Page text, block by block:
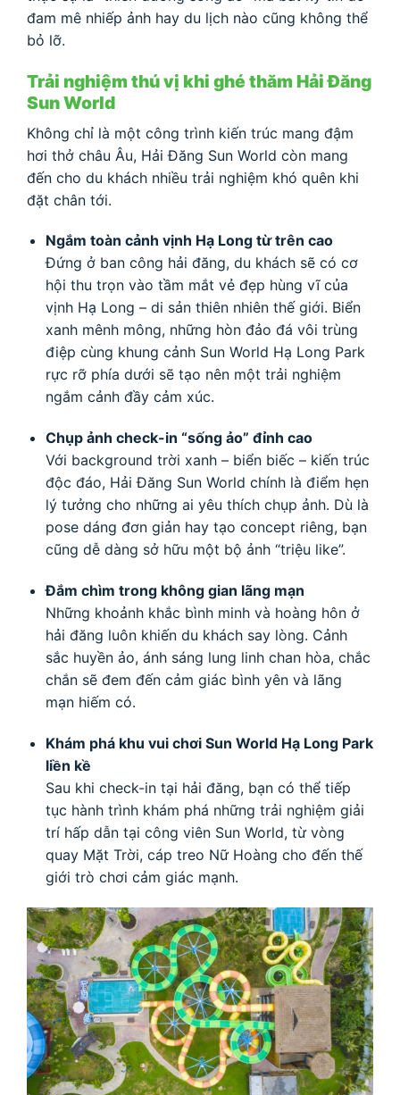
đam mê nhiếp ảnh hay du lịch nào cũng không thể
bỏ lỡ.
Trải nghiệm thú vị khi ghé thăm Hải Đăng
Sun World
Không chỉ là một công trình kiến trúc mang đậm
hơi thở châu Âu, Hải Đăng Sun World còn mang
đến cho du khách nhiều trải nghiệm khó quên khi
đặt chân tới.
Ngắm toàn cảnh vịnh Hạ Long từ trên cao
Đứng ở ban công hải đăng, du khách sẽ có cơ
hội thu trọn vào tầm mắt vẻ đẹp hùng vĩ của
vịnh Hạ Long – di sản thiên nhiên thế giới. Biển
xanh mênh mông, những hòn đảo đá vôi trùng
điệp cùng khung cảnh Sun World Hạ Long Park
rực rỡ phía dưới sẽ tạo nên một trải nghiệm
ngắm cảnh đầy cảm xúc.
Chụp ảnh check-in “sống ảo” đỉnh cao
Với background trời xanh – biển biếc – kiến trúc
độc đáo, Hải Đăng Sun World chính là điểm hẹn
lý tưởng cho những ai yêu thích chụp ảnh. Dù là
pose dáng đơn giản hay tạo concept riêng, bạn
cũng dễ dàng sở hữu một bộ ảnh “triệu like”.
Đắm chìm trong không gian lãng mạn
Những khoảnh khắc bình minh và hoàng hôn ở
hải đăng luôn khiến du khách say lòng. Cảnh
sắc huyền ảo, ánh sáng lung linh chan hòa, chắc
chắn sẽ đem đến cảm giác bình yên và lãng
mạn hiếm có.
Khám phá khu vui chơi Sun World Hạ Long Park
liền kề
Sau khi check-in tại hải đăng, bạn có thể tiếp
tục hành trình khám phá những trải nghiệm giải
trí hấp dẫn tại công viên Sun World, từ vòng
quay Mặt Trời, cáp treo Nữ Hoàng cho đến thế
giới trò chơi cảm giác mạnh.